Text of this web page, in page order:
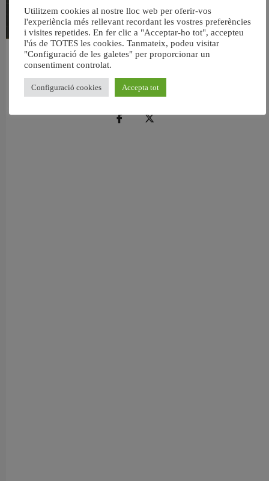
València reforma l’Escola Infantil Pardalets i instal·larà aire condicionat a totes
5 agost, 2026
Utilitzem cookies al nostre lloc web per oferir-vos
l'experiència més rellevant recordant les vostres preferències
i visites repetides. En fer clic a "Acceptar-ho tot", accepteu
l'ús de TOTES les cookies. Tanmateix, podeu visitar
"Configuració de les galetes" per proporcionar un
consentiment controlat.
Configuració cookies Accepta tot